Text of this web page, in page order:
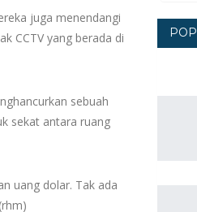
juga menendangi
CCTV yang berada di
sebuah
sekat antara ruang
uang dolar. Tak ada